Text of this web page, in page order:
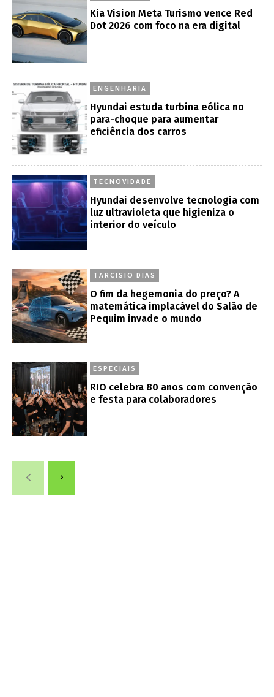
Kia Vision Meta Turismo vence Red
Dot 2026 com foco na era digital
ENGENHARIA
Hyundai estuda turbina eólica no
para-choque para aumentar
eficiência dos carros
TECNOVIDADE
Hyundai desenvolve tecnologia com
luz ultravioleta que higieniza o
interior do veículo
TARCISIO DIAS
O fim da hegemonia do preço? A
matemática implacável do Salão de
Pequim invade o mundo
ESPECIAIS
RIO celebra 80 anos com convenção
e festa para colaboradores